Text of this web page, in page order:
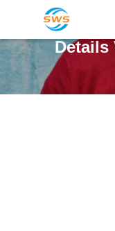
Details